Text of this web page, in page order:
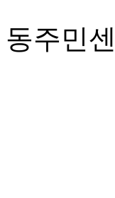
주민